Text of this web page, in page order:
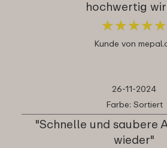
hochwertig
★★★★★
★★★★★
Kunde von
26-11-2024
Farbe: Sortiert
"Schnelle und saubere
wieder"